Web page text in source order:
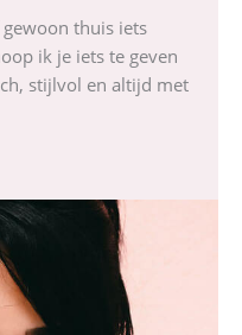
thuis iets
ik je iets te geven
stijlvol en altijd met